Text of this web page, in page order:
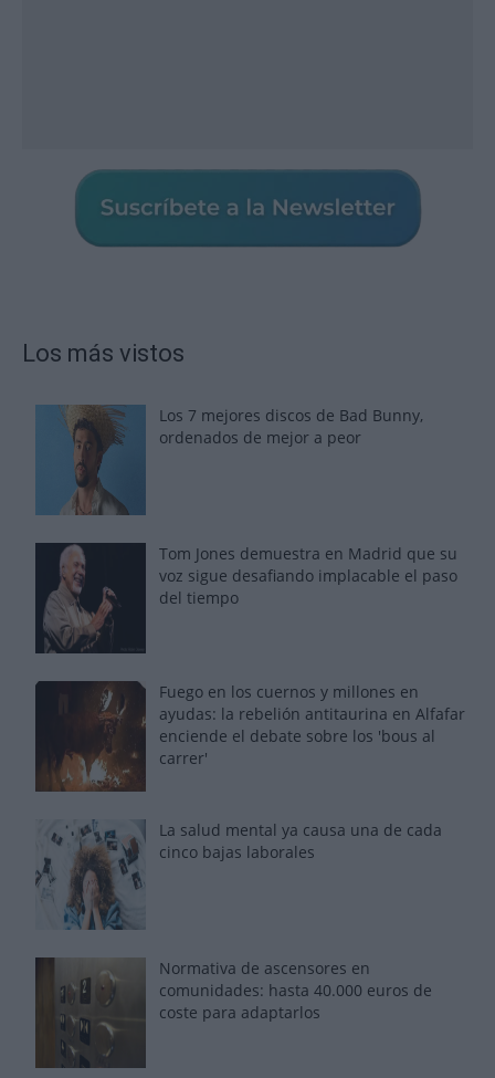
Los más vistos
Los 7 mejores discos de Bad Bunny,
ordenados de mejor a peor
Tom Jones demuestra en Madrid que su
voz sigue desafiando implacable el paso
del tiempo
Fuego en los cuernos y millones en
ayudas: la rebelión antitaurina en Alfafar
enciende el debate sobre los 'bous al
carrer'
La salud mental ya causa una de cada
cinco bajas laborales
Normativa de ascensores en
comunidades: hasta 40.000 euros de
coste para adaptarlos